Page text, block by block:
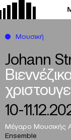
Johann
10-
Μέγαρο Μουσικής
Ensemble
Μουσική